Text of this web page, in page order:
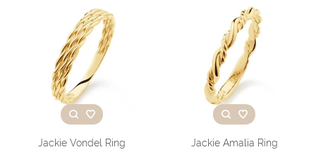
Jackie Vondel Ring Jackie Amalia Ring